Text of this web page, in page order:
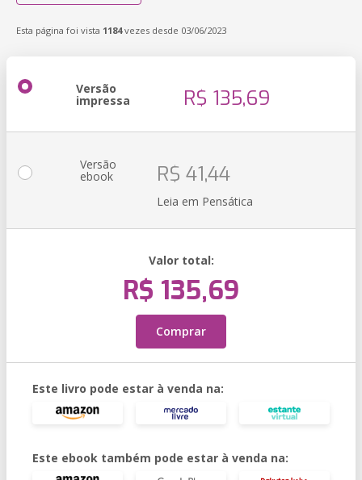
Esta página foi vista 1184vezes desde 03/06/2023
Versão
impressa R$ 135,69
Versão
ebook R$ 41,44
Leia em Pensática
Valor total:
R$ 135,69
Comprar
Este livro pode estar à venda na:
Este ebook também pode estar à venda na: